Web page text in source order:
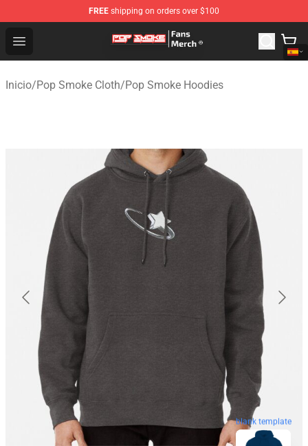
FREE shipping on orders over $100
Open menu
Pop Smoke Store - Official Pop Smoke Merchandise
Inicio/Pop Smoke Cloth/Pop Smoke Hoodies
blank template